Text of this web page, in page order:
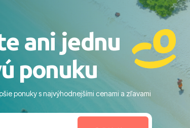
ochotní a starostliví ľudia. ​Gastro zážitok:
celého dňa. ​Areál a pláž: Nádherné, čisté
veľa zelene a udržiavaná pláž
s pozvoľným vstupom do mora a teple
​Program: Skvelé animácie a
moment nenudil, no zároveň bol
priestoru na dokonalý relax.
ani jednu
ponuku
ponuky s najvýhodnejšími cenami a zľavami